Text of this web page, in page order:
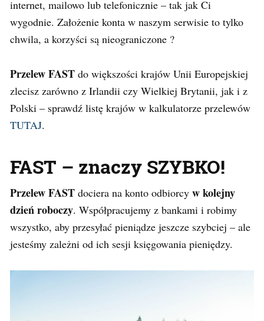
internet, mailowo lub telefonicznie – tak jak Ci
wygodnie. Założenie konta w naszym serwisie to tylko
chwila, a korzyści są nieograniczone ?
PrzelewFAST do większości krajów Unii Europejskiej
zlecisz zarówno z Irlandii czy Wielkiej Brytanii, jak i z
Polski – sprawdź listę krajów w kalkulatorze przelewów
TUTAJ.
FAST – znaczy SZYBKO!
Przelew FAST dociera na konto odbiorcy w kolejny
dzień roboczy. Współpracujemy z bankami i robimy
wszystko, aby przesyłać pieniądze jeszcze szybciej – ale
jesteśmy zależni od ich sesji księgowania pieniędzy.